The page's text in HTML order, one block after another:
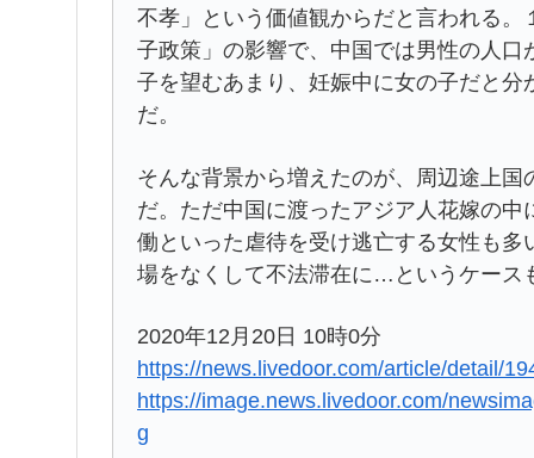
不孝」という価値観からだと言われる
子政策」の影響で、中国では男性の人
子を望むあまり、妊娠中に女の子だと
だ。
そんな背景から増えたのが、周辺途上
だ。ただ中国に渡ったアジア人花嫁の
働といった虐待を受け逃亡する女性も
場をなくして不法滞在に…というケース
2020年12月20日 10時0分
https://news.livedoor.com/article/detail/
https://image.news.livedoor.com/
g